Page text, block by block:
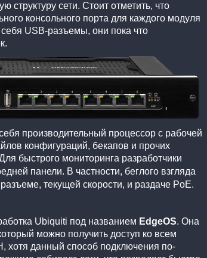
сети. Стоит отметить, что
консольного порта для каждого модуля
USB-разъемы, они пока что
производительный процессор с рабочей
конфигураций, бекапов и прочих
быстрого мониторинга разработчики
панели. В частности, беглого взгляда
текущей скорости, и раздаче PoE.
Ubiquiti под названием EdgeOS. Она
можно получить доступ ко всем
хотя данный способ подключения по-